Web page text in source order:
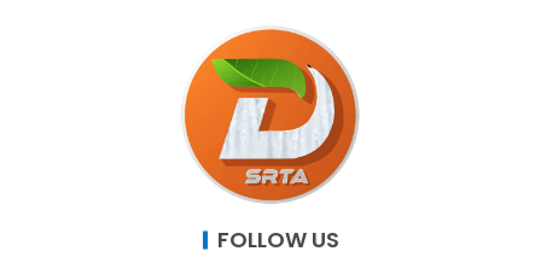
FOLLOW US